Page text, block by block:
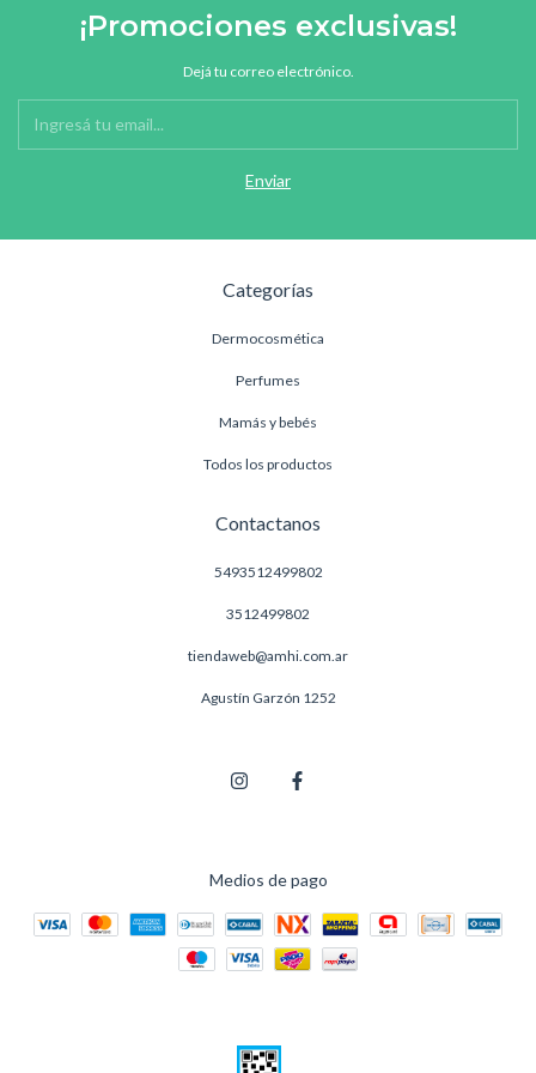
¡Promociones exclusivas!
Dejá tu correo electrónico.
Categorías
Dermocosmética
Perfumes
Mamás y bebés
Todos los productos
Contactanos
5493512499802
3512499802
tiendaweb@amhi.com.ar
Agustín Garzón 1252
Medios de pago